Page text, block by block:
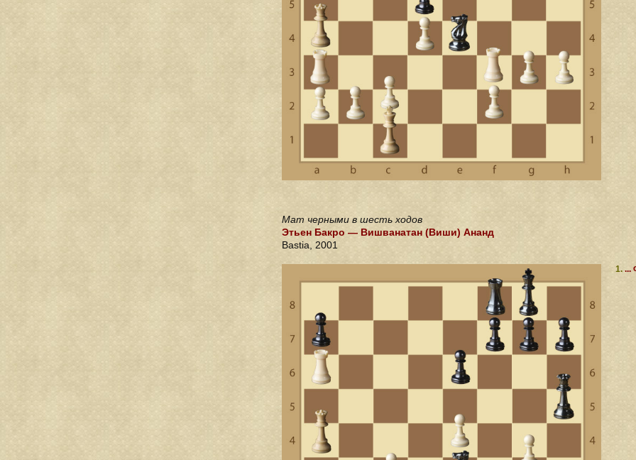
Мат черными в шесть ходов
Этьен Бакро — Вишванатан (Виши) Ананд
Bastia, 2001
1. ...